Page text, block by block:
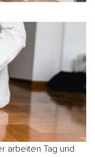
arbeiten Tag und